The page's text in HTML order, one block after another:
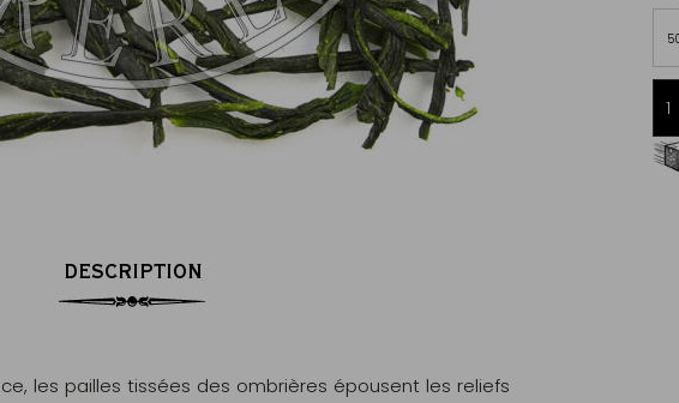
Livraison offerte dès 60€ d'achats
DESCRIPTION
les pailles tissées des ombrières épousent les reliefs